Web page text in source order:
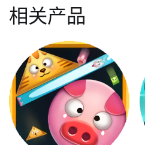
相关产品